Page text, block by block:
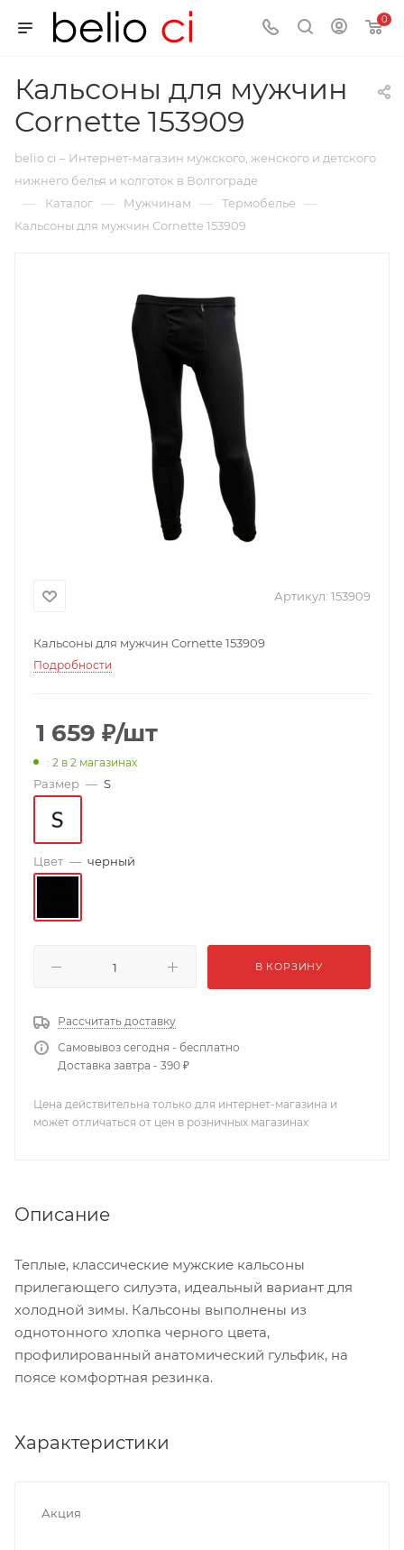
0
Кальсоны для мужчин
Cornette 153909
belio ci – Интернет-магазин мужского, женского и детского
нижнего белья и колготок в Волгограде
— Каталог — Мужчинам — Термобелье —
Кальсоны для мужчин Cornette 153909
Артикул: 153909
Кальсоны для мужчин Cornette 153909
Подробности
1 659 ₽/шт
: 2 в 2 магазинах
Размер — S
Цвет — черный
В КОРЗИНУ
Рассчитать доставку
Самовывоз сегодня - бесплатно
Доставка завтра - 390 ₽
Цена действительна только для интернет-магазина и
может отличаться от цен в розничных магазинах
Описание
Теплые, классические мужские кальсоны
прилегающего силуэта, идеальный вариант для
холодной зимы. Кальсоны выполнены из
однотонного хлопка черного цвета,
профилированный анатомический гульфик, на
поясе комфортная резинка.
Характеристики
Акция